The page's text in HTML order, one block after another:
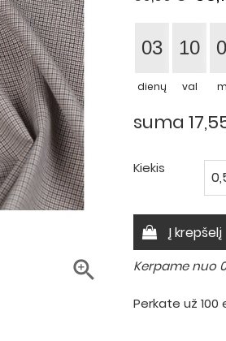

03
dienų
10
val
suma
Kiekis
Į krepšelį
Kerpame nuo
Perkate už